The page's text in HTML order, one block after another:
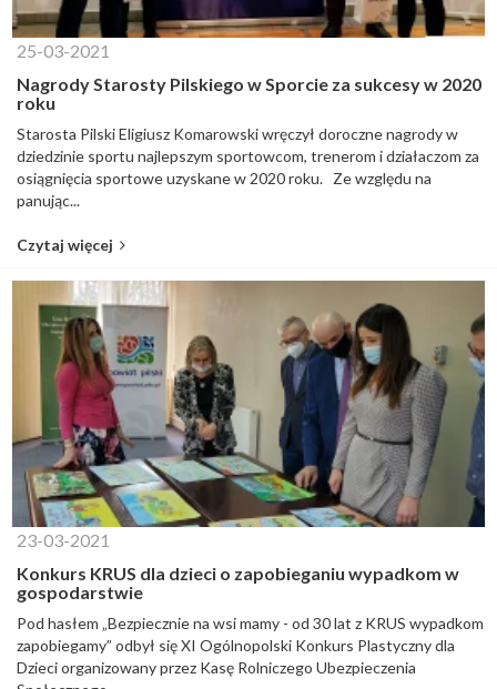
25-03-2021
Nagrody Starosty Pilskiego w Sporcie za sukcesy w 2020
roku
Starosta Pilski Eligiusz Komarowski wręczył doroczne nagrody w
dziedzinie sportu najlepszym sportowcom, trenerom i działaczom za
osiągnięcia sportowe uzyskane w 2020 roku. Ze względu na
panując...
Czytaj więcej
23-03-2021
Konkurs KRUS dla dzieci o zapobieganiu wypadkom w
gospodarstwie
Pod hasłem „Bezpiecznie na wsi mamy - od 30 lat z KRUS wypadkom
zapobiegamy” odbył się XI Ogólnopolski Konkurs Plastyczny dla
Dzieci organizowany przez Kasę Rolniczego Ubezpieczenia